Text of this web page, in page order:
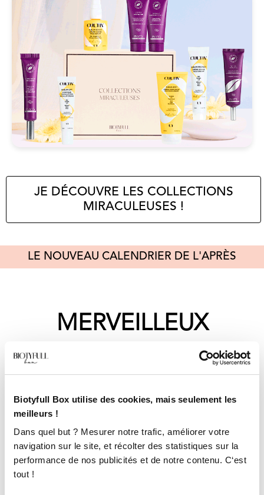
Biotyfull Box utilise des cookies, mais seulement les
meilleurs !
Dans quel but ? Mesurer notre trafic, améliorer votre
navigation sur le site, et récolter des statistiques sur la
performance de nos publicités et de notre contenu. C‘est
tout !
JE DÉCOUVRE LES COLLECTIONS
MIRACULEUSES !
LE NOUVEAU CALENDRIER DE L'APRÈS
MERVEILLEUX
"Merveilles d'Après-Fêtes"
100% Cocooning et Merveilleux !
Le Calendrier pour vous chouchouter,
27 produits format vente,